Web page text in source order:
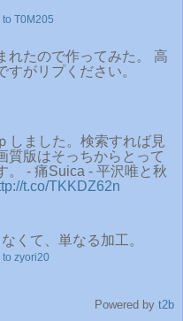
T0M205
れたので作ってみた。 高
がリプください。
しました。検索すれば見
質版はそっちからとって
。 - 痛Suica - 平沢唯と秋
t.co/TKKDZ62n
くて、単なる加工。
zyori20
Powered by t2b